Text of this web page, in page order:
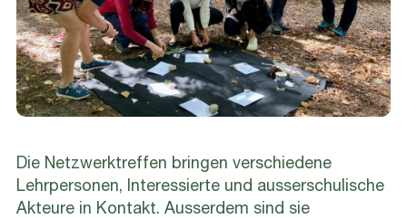
Die Netzwerktreffen bringen verschiedene
Lehrpersonen, Interessierte und ausserschulische
Akteure in Kontakt. Ausserdem sind sie